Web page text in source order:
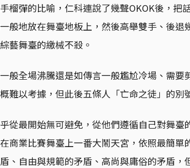
榴彈的比喻，仁科連說了幾聲OKOK後，把
般地放在舞臺地板上，然後高舉雙手、後退
藝舞臺的繳械不殺。
般全場沸騰還是如傳言一般尷尬冷場、需要
難以考據，但此後五條人「亡命之徒」的別
從最開始無可避免，從他們遵循自己對舞臺
商業比賽舞臺上一番大鬧天宮，依照最簡單
、自由與規範的矛盾、高尚與庸俗的矛盾，